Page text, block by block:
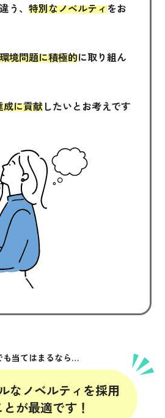
う、特別なノベルティをお
境問題に積極的に取り組ん
成に貢献したいとお考えです
も当てはまるなら…
なノベルティを採用
が最適です！